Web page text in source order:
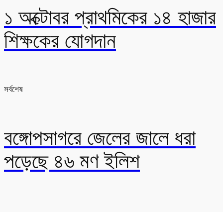
১ অক্টোবর প্রাথমিকের ১৪ হাজার
শিক্ষকের যোগদান
সর্বশেষ
বঙ্গোপসাগরে জেলের জালে ধরা
পড়েছে ৪৬ মণ ইলিশ